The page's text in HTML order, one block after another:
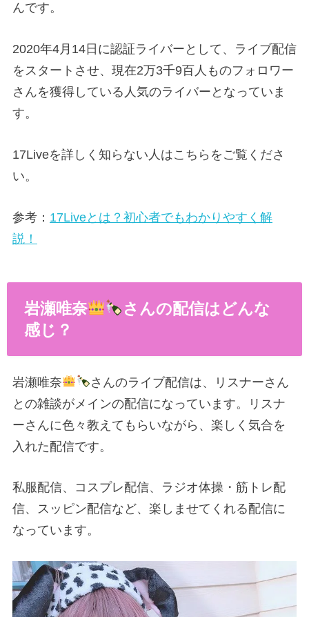
んです。
2020年4月14日に認証ライバーとして、ライブ配信
をスタートさせ、現在2万3千9百人ものフォロワー
さんを獲得している人気のライバーとなっていま
す。
17Liveを詳しく知らない人はこちらをご覧くださ
い。
参考： 17Liveとは？初心者でもわかりやすく解
説！
岩瀬唯奈
さんの配信はどんな
感じ？
岩瀬唯奈
さんのライブ配信は、リスナーさん
との雑談がメインの配信になっています。リスナ
ーさんに色々教えてもらいながら、楽しく気合を
入れた配信です。
私服配信、コスプレ配信、ラジオ体操・筋トレ配
信、スッピン配信など、楽しませてくれる配信に
なっています。